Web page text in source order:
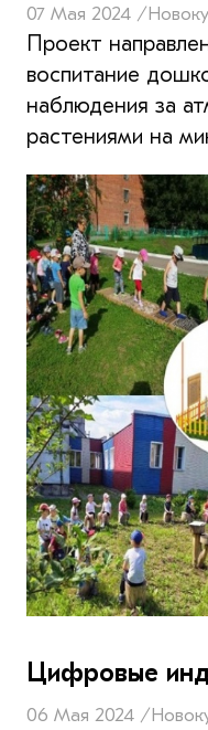
07 Мая 2024 /
Проект
воспитание
наблюдения за
растениями на
Цифровые
06 Мая 2024 /